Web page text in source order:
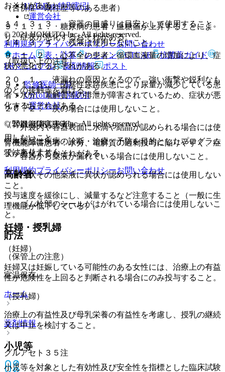
おそれがある）。
１４．３．３． 容器の目盛りは目安として使用すること。
１４．３．４． 残液は使用しないこと。
（取扱い上の注意）
２０．１． 液漏れの原因となるので、強い衝撃や鋭利なも
のとの接触等を避けること。
２０．２． 次の場合には使用しないこと。
・ 外袋内や容器表面に水滴や結晶が認められる場合には使
用しないこと。
・ 容器から薬液が漏れている場合には使用しないこと。
・ 性状その他薬液に異状が認められる場合には使用しない
こと。
・ ゴム栓部のシールがはがれている場合には使用しないこ
と。
貯法
（保管上の注意）
室温保存。
ホーム
薬剤情報
グルアセト３５注
（合併症・既往歴等のある患者）
９．１．１． 糖尿病の患者：血糖値が上昇することによ
り、症状が悪化するおそれがある。
９．１．２． 心不全の患者：循環血液量の増加により、症
状が悪化するおそれがある。
９．１．３． 閉塞性尿路疾患により尿量が減少している患
者：水分、電解質等の排泄が障害されているため、症状が悪
化するおそれがある。
（腎機能障害患者）
腎機能障害患者：水分、電解質の過剰投与に陥りやすく、症
状が悪化するおそれがある。
高齢者
投与速度を緩徐にし、減量するなど注意すること（一般に生
理機能が低下している）。
妊婦・授乳婦
（妊婦）
妊婦又は妊娠している可能性のある女性には、治療上の有益
性が危険性を上回ると判断される場合にのみ投与すること。
（授乳婦）
治療上の有益性及び母乳栄養の有益性を考慮し、授乳の継続
又は中止を検討すること。
小児等
小児等を対象とした有効性及び安全性を指標とした臨床試験
UpToDate特別割引
運営会社
© 2021 HOKUTO Inc. All rights reserved.
利用規約プライバシーポリシーお問い合わせ
ホーム
表・計算 レジメン CTCAE
抗菌薬ガイド
ERマニュアル
薬剤情報 ポスト
監修医師一覧
UpToDate特別割引
運営会社
© 2021 HOKUTO Inc. All rights reserved.
※本製品は疾病の診断・治療・予防を目的としたプログラム
ではありません。
利用規約プライバシーポリシーお問い合わせ